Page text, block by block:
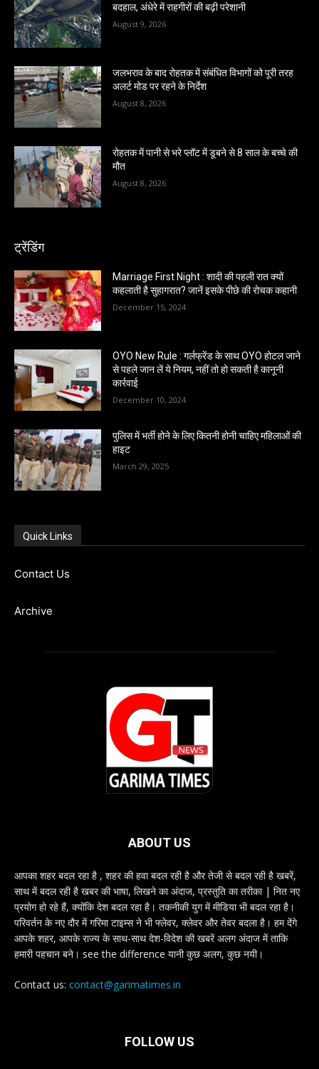
बदहाल, अंधेरे में राहगीरों की बढ़ी परेशानी
August 9, 2026
जलभराव के बाद रोहतक में संबंधित विभागों को पूरी तरह
अलर्ट मोड पर रहने के निर्देश
August 8, 2026
रोहतक में पानी से भरे प्लॉट में डूबने से 8 साल के बच्चे की
मौत
August 8, 2026
ट्रेंडिंग
Marriage First Night : शादी की पहली रात क्यों
कहलाती है सुहागरात? जानें इसके पीछे की रोचक कहानी
December 15, 2024
OYO New Rule : गर्लफ्रेंड के साथ OYO होटल जाने
से पहले जान लें ये नियम, नहीं तो हो सकती है कानूनी
कार्रवाई
December 10, 2024
पुलिस में भर्ती होने के लिए कितनी होनी चाहिए महिलाओं की
हाइट
March 29, 2025
Quick Links
Contact Us
Archive
ABOUT US
आपका शहर बदल रहा है , शहर की हवा बदल रही है और तेजी से बदल रही है खबरें,
साथ में बदल रही है खबर की भाषा, लिखने का अंदाज, प्रस्तुति का तरीका | नित नए
प्रयोग हो रहे हैं, क्योंकि देश बदल रहा है। तकनीकी युग में मीडिया भी बदल रहा है।
परिवर्तन के नए दौर में गरिमा टाइम्स ने भी फ्लेवर, क्लेवर और तेवर बदला है। हम देंगे
आपके शहर, आपके राज्य के साथ-साथ देश-विदेश की खबरें अलग अंदाज में ताकि
हमारी पहचान बने। see the difference यानी कुछ अलग, कुछ नयी।
Contact us: contact@garimatimes.in
FOLLOW US